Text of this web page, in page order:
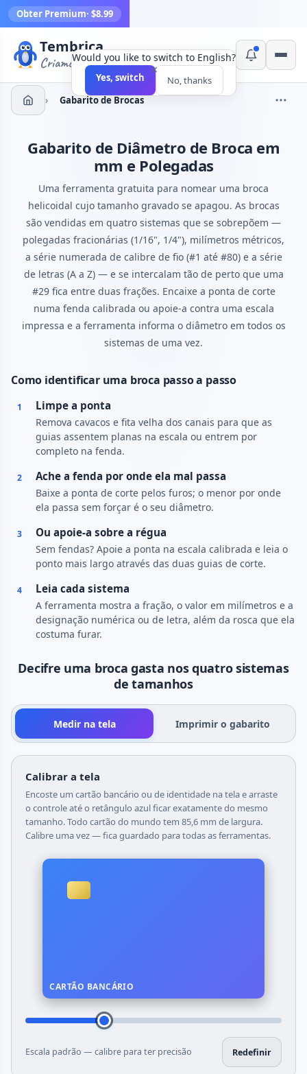
Obter Premium· $8.99
Tembrica
Criamos ferramentas
› Gabarito de Brocas
Gabarito de Diâmetro de Broca em
mm e Polegadas
Uma ferramenta gratuita para nomear uma broca
helicoidal cujo tamanho gravado se apagou. As brocas
são vendidas em quatro sistemas que se sobrepõem —
polegadas fracionárias (1/16", 1/4"), milímetros métricos,
a série numerada de calibre de fio (#1 até #80) e a série
de letras (A a Z) — e se intercalam tão de perto que uma
#29 fica entre duas frações. Encaixe a ponta de corte
numa fenda calibrada ou apoie-a contra uma escala
impressa e a ferramenta informa o diâmetro em todos os
sistemas de uma vez.
Como identificar uma broca passo a passo
1 Limpe a ponta
Remova cavacos e fita velha dos canais para que as
guias assentem planas na escala ou entrem por
completo na fenda.
2 Ache a fenda por onde ela mal passa
Baixe a ponta de corte pelos furos; o menor por onde
ela passa sem forçar é o seu diâmetro.
3 Ou apoie-a sobre a régua
Sem fendas? Apoie a ponta na escala calibrada e leia o
ponto mais largo através das duas guias de corte.
4 Leia cada sistema
A ferramenta mostra a fração, o valor em milímetros e a
designação numérica ou de letra, além da rosca que ela
costuma furar.
Decifre uma broca gasta nos quatro sistemas
de tamanhos
Medir na tela Imprimir o gabarito
Calibrar a tela
Encoste um cartão bancário ou de identidade na tela e arraste
o controle até o retângulo azul ficar exatamente do mesmo
tamanho. Todo cartão do mundo tem 85,6 mm de largura.
Calibre uma vez — fica guardado para todas as ferramentas.
CARTÃO BANCÁRIO
Escala padrão — calibre para ter precisão Redefinir
×
Would you like to switch to English?
Yes, switch No, thanks